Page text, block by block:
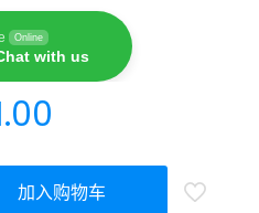
Online
with us
加入购物车